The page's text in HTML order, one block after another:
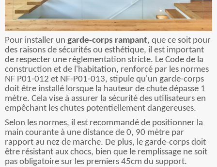
Pour installer un garde-corps rampant, que ce soit pour
des raisons de sécurités ou esthétique, il est important
de respecter une réglementation stricte. Le Code de la
construction et de l'habitation, renforcé par les normes
NF P01-012 et NF-P01-013, stipule qu'un garde-corps
doit être installé lorsque la hauteur de chute dépasse 1
mètre. Cela vise à assurer la sécurité des utilisateurs en
empêchant les chutes potentiellement dangereuses.
Selon les normes, il est recommandé de positionner la
main courante à une distance de 0, 90 mètre par
rapport au nez de marche. De plus, le garde-corps doit
être résistant aux chocs, bien que le remplissage ne soit
pas obligatoire sur les premiers 45cm du support.